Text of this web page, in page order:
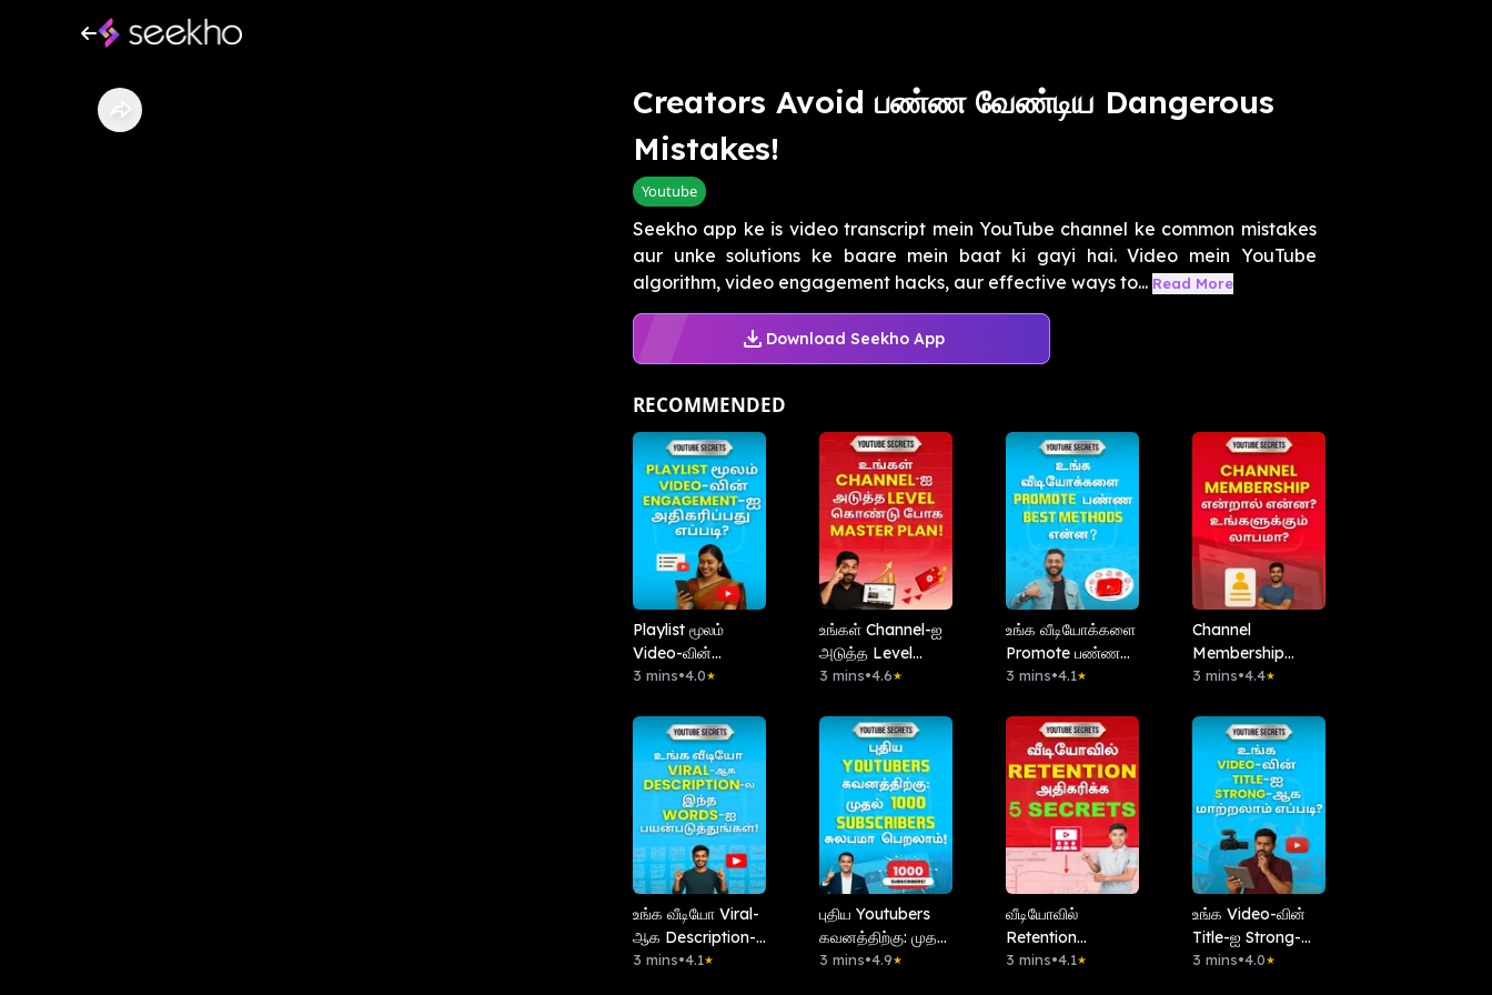
Creators Avoid பண்ண வேண்டிய Dangerous
Mistakes!
Youtube
Seekho app ke is video transcript mein YouTube channel ke common mistakes
aur unke solutions ke baare mein baat ki gayi hai. Video mein YouTube
algorithm, video engagement hacks, aur effective ways to... Read More
Download Seekho App
RECOMMENDED
Playlist மூலம்
Video-வின்
Engagement-ஐ
3 mins•4.0★
உங்கள் Channel-ஐ
அடுத்த Level
கொண்டு போக
3 mins•4.6★
உங்க வீடியோக்களை
Promote பண்ண
Best Methods
3 mins•4.1★
Channel
Membership
என்றால் என்ன?
லாபமா?
3 mins•4.4★
உங்க வீடியோ Viral-
ஆக Description-ல
இந்த Words-ஐ
3 mins•4.1★
புதிய Youtubers
கவனத்திற்கு: முதல்
1000 Subscribers
3 mins•4.9★
வீடியோவில்
Retention
அதிகரிக்க 5
3 mins•4.1★
உங்க Video-வின்
Title-ஐ Strong-
ஆக மாற்றலாம்
3 mins•4.0★